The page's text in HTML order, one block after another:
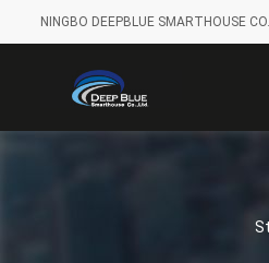
NINGBO DEEPBLUE SMARTHOUSE